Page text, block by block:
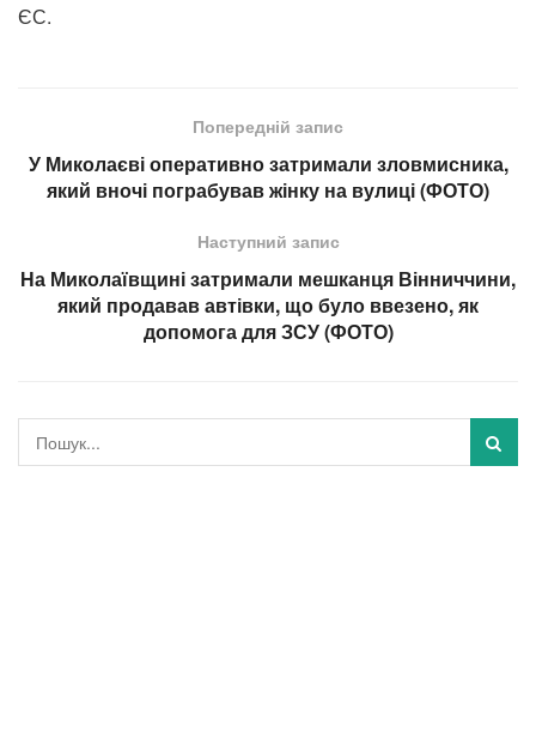
ЄС.
Попередній запис
У Миколаєві оперативно затримали зловмисника,
який вночі пограбував жінку на вулиці (ФОТО)
Наступний запис
На Миколаївщині затримали мешканця Вінниччини,
який продавав автівки, що було ввезено, як
допомога для ЗСУ (ФОТО)